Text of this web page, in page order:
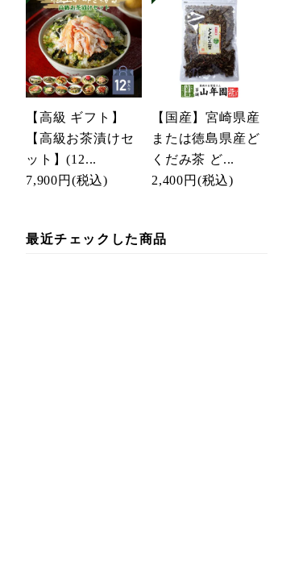
【高級 ギフト】
【高級お茶漬けセ
ット】(12...
7,900円 (税込)
【国産】宮崎県産
または徳島県産ど
くだみ茶 ど...
2,400円 (税込)
最近チェックした商品